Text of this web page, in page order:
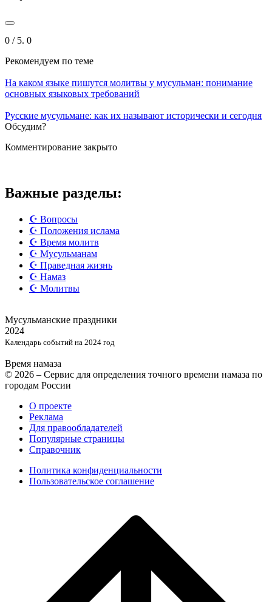
0 / 5. 0
Рекомендуем по теме
На каком языке пишутся молитвы у мусульман: понимание
основных языковых требований
Русские мусульмане: как их называют исторически и сегодня
Обсудим?
Комментирование закрыто
Важные разделы:
☪️ Вопросы
☪️ Положения ислама
☪️ Время молитв
☪️ Мусульманам
☪️ Праведная жизнь
☪️ Намаз
☪️ Молитвы
Мусульманские праздники
2024
Календарь событий на 2024 год
Время намаза
© 2026 – Сервис для определения точного времени намаза по
городам России
О проекте
Реклама
Для правообладателей
Популярные страницы
Справочник
Политика конфиденциальности
Пользовательское соглашение